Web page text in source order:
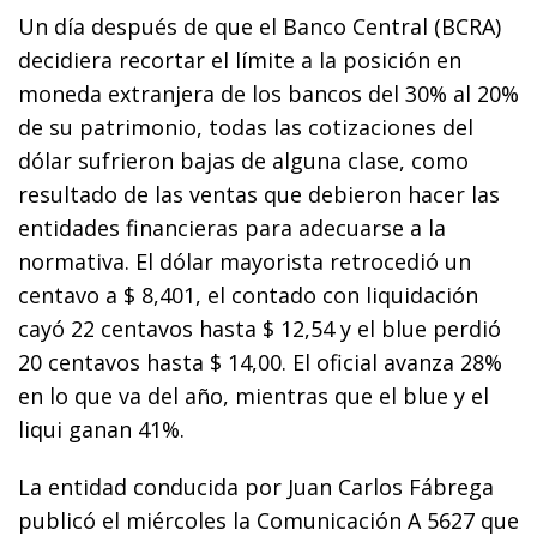
Un día después de que el Banco Central (BCRA)
decidiera recortar el límite a la posición en
moneda extranjera de los bancos del 30% al 20%
de su patrimonio, todas las cotizaciones del
dólar sufrieron bajas de alguna clase, como
resultado de las ventas que debieron hacer las
entidades financieras para adecuarse a la
normativa. El dólar mayorista retrocedió un
centavo a $ 8,401, el contado con liquidación
cayó 22 centavos hasta $ 12,54 y el blue perdió
20 centavos hasta $ 14,00. El oficial avanza 28%
en lo que va del año, mientras que el blue y el
liqui ganan 41%.
La entidad conducida por Juan Carlos Fábrega
publicó el miércoles la Comunicación A 5627 que